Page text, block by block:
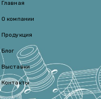
Главная
О компании
Продукция
Блог
Выставки
Контакты